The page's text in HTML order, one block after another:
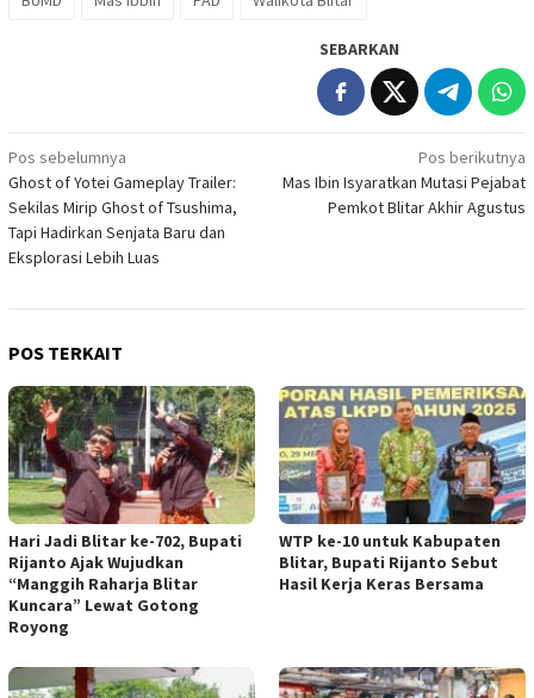
SEBARKAN
Navigasi
pos
Pos sebelumnya
Ghost of Yotei Gameplay Trailer:
Sekilas Mirip Ghost of Tsushima,
Tapi Hadirkan Senjata Baru dan
Eksplorasi Lebih Luas
Pos berikutnya
Mas Ibin Isyaratkan Mutasi Pejabat
Pemkot Blitar Akhir Agustus
POS TERKAIT
Hari Jadi Blitar ke-702, Bupati
Rijanto Ajak Wujudkan
“Manggih Raharja Blitar
Kuncara” Lewat Gotong
Royong
WTP ke-10 untuk Kabupaten
Blitar, Bupati Rijanto Sebut
Hasil Kerja Keras Bersama